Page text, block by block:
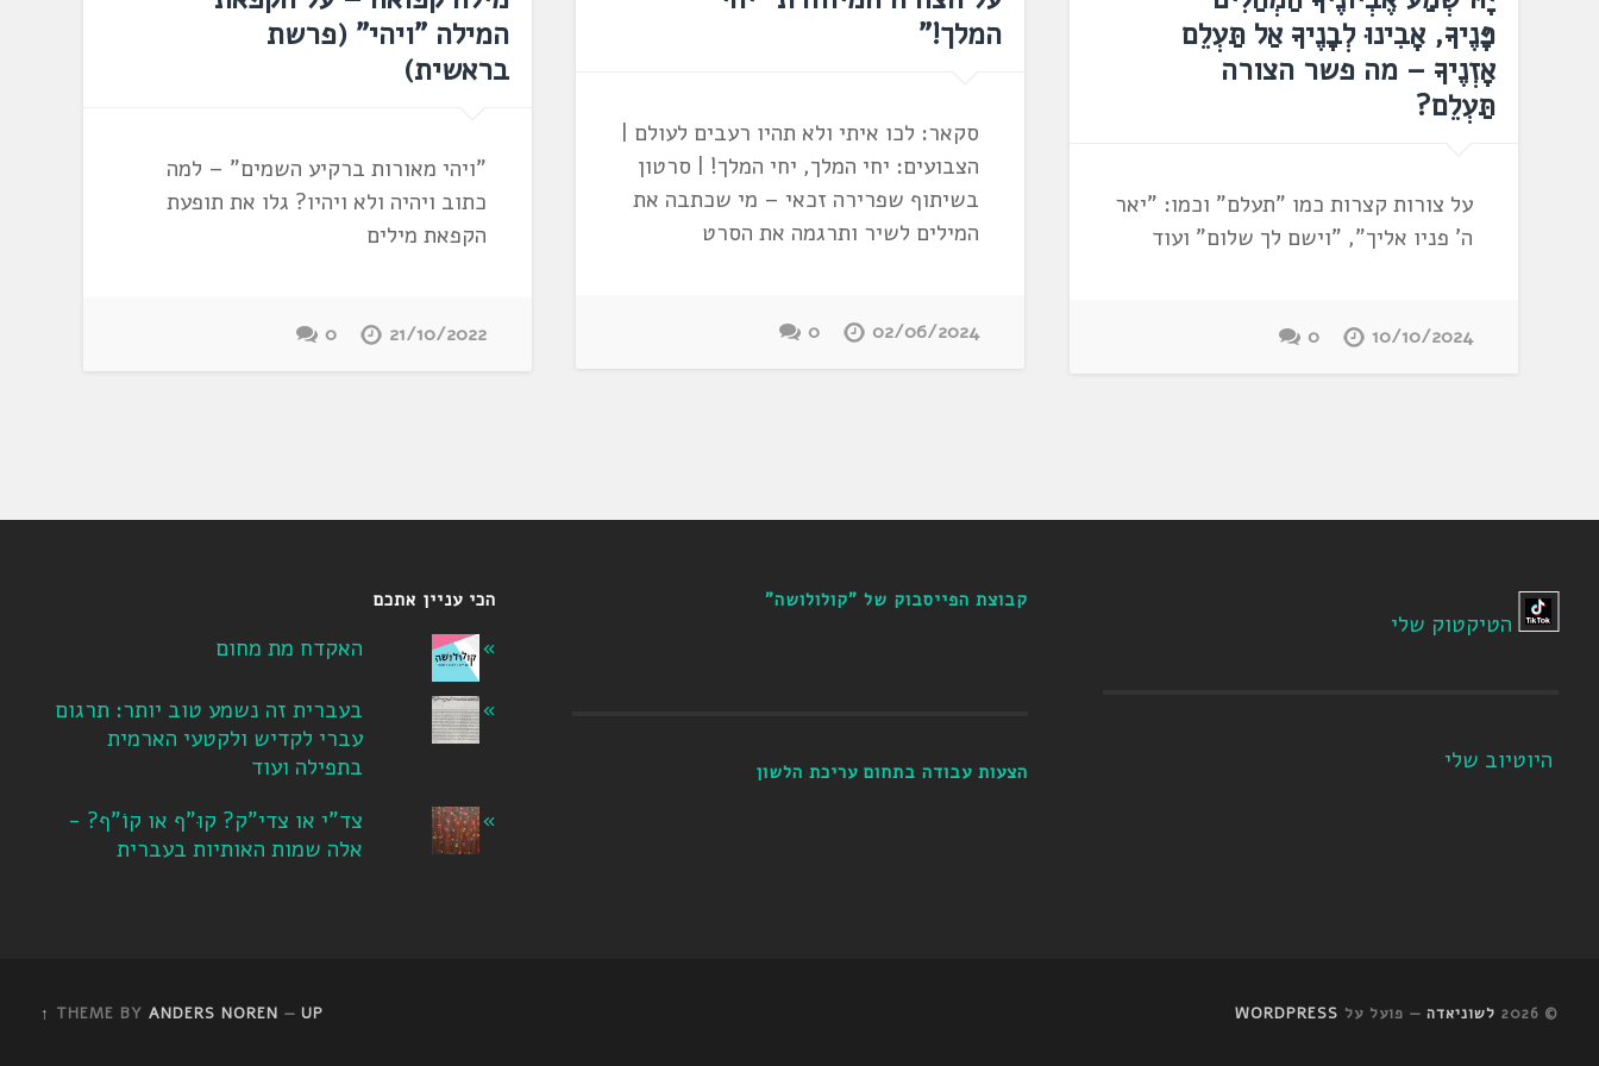
פָּנֶיךָ, אָבִינוּ לְבָנֶיךָ אַל תַּעְלֵם
אָזְנֶיךָ – מה פשר הצורה
תַּעְלֵם?
על צורות קצרות כמו "תעלם" וכמו: "יאר
ה' פניו אליך", "וישם לך שלום" ועוד
10/10/2024
0
המלך!"
סקאר: לכו איתי ולא תהיו רעבים לעולם |
הצבועים: יחי המלך, יחי המלך! | סרטון
בשיתוף שפרירה זכאי – מי שכתבה את
המילים לשיר ותרגמה את הסרט
02/06/2024
0
המילה "ויהי" (פרשת
בראשית)
"ויהי מאורות ברקיע השמים" – למה
כתוב ויהיה ולא ויהיו? גלו את תופעת
הקפאת מילים
21/10/2022
0
הטיקטוק שלי
היוטיוב שלי
קבוצת הפייסבוק של "קולולושה"
הצעות עבודה בתחום עריכת הלשון
הכי עניין אתכם
האקדח מת מחום
בעברית זה נשמע טוב יותר: תרגום
עברי לקדיש ולקטעי הארמית
בתפילה ועוד
צד"י או צדי"ק? קוּ"ף או קוֹ"ף? -
אלה שמות האותיות בעברית
© 2026 לשוניאדה — פועל על WORDPRESS
THEME BY ANDERS NOREN — UP ↑